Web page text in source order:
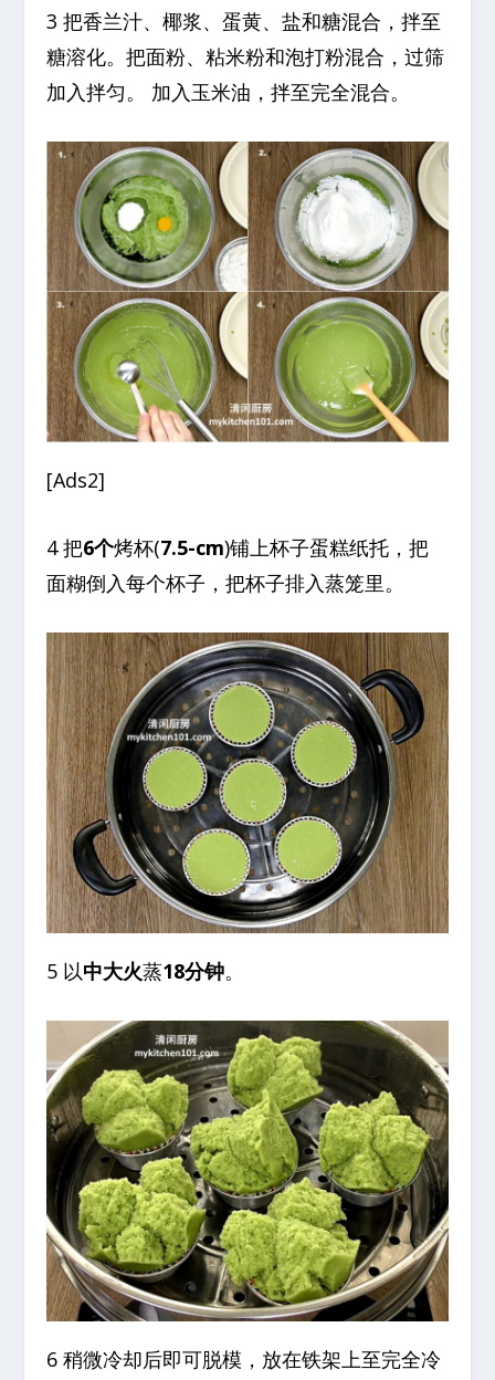
3 把香兰汁、椰浆、蛋黄、盐和糖混合，拌至
糖溶化。把面粉、粘米粉和泡打粉混合，过筛
加入拌匀。 加入玉米油，拌至完全混合。
[Ads2]
4 把6个烤杯(7.5-cm)铺上杯子蛋糕纸托，把
面糊倒入每个杯子，把杯子排入蒸笼里。
5 以中大火蒸18分钟。
6 稍微冷却后即可脱模，放在铁架上至完全冷